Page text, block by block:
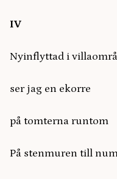
IV
Nyinflyttad i
ser jag en ekorre
på tomterna runtom
På stenmuren till